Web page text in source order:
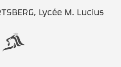
Lycée M. Lucius